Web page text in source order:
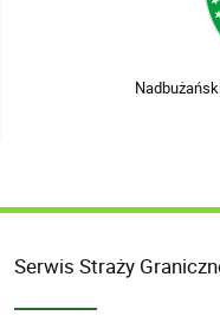
Serwis Straży